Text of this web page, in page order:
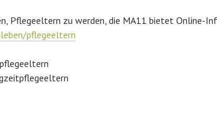
Pflegeeltern zu werden, die MA11 bietet Online-
pflegeeltern